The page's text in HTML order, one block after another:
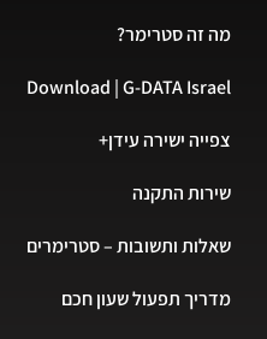
מה זה סטרימר?
Download | G-DATA Israel
צפייה ישירה עידן+
שירות התקנה
שאלות ותשובות – סטרימרים
מדריך תפעול שעון חכם